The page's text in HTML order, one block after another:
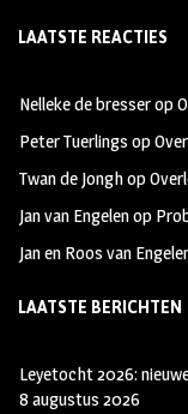
b
oo
k
ag
m
tt
LAATSTE REACTIES
Nelleke de bresserop
Peter Tuerlings op
Twan de Jonghop
Jan van Engelenop
Jan en Roos van
LAATSTE BERICHTEN
Leyetocht 2026:
8 augustus 2026